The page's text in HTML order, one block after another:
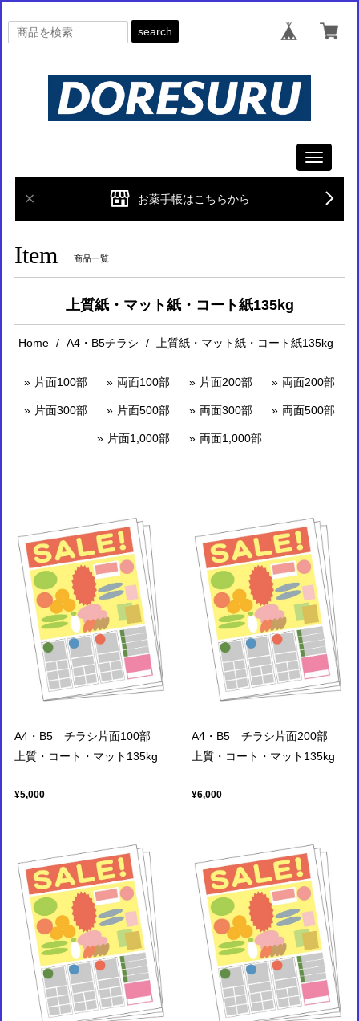
search
Toggle
お薬手帳はこちらから
Item 商品一覧
上質紙・マット紙・コート紙135kg
Home A4・B5チラシ 上質紙・マット紙・コート紙135kg
片面100部 両面100部 片面200部 両面200部
片面300部 片面500部 両面300部 両面500部
片面1,000部 両面1,000部
A4・B5 チラシ片面100部
上質・コート・マット135kg
¥5,000
A4・B5 チラシ片面200部
上質・コート・マット135kg
¥6,000